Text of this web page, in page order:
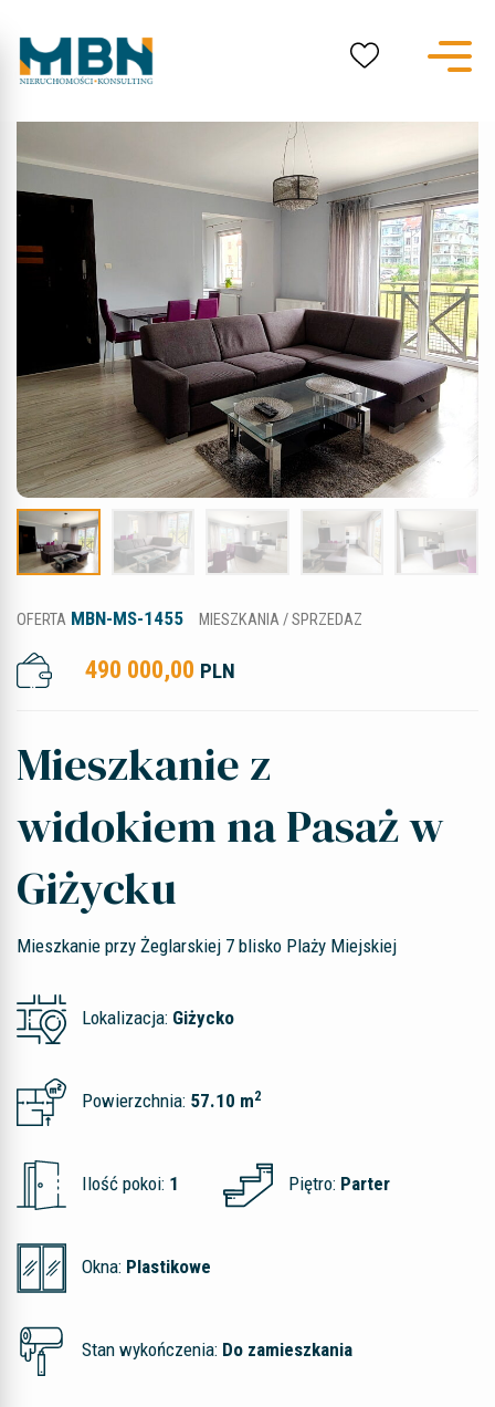
OFERTA MBN-MS-1455 MIESZKANIA / SPRZEDAZ
490 000,00 PLN
Mieszkanie z
widokiem na Pasaż w
Giżycku
Mieszkanie przy Żeglarskiej 7 blisko Plaży Miejskiej
Lokalizacja: Giżycko
Powierzchnia: 57.10 m2
Ilość pokoi: 1 Piętro: Parter
Okna: Plastikowe
Stan wykończenia: Do zamieszkania